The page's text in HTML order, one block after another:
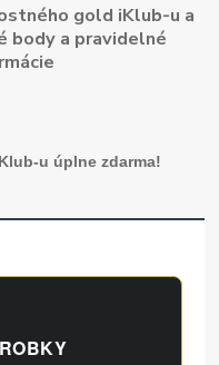
gold iKlub-u a
body a pravidelné
u úplne zdarma!